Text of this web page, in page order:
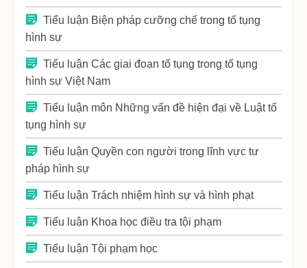
Tiểu luận Biện pháp cưỡng chế trong tố tụng
hình sự
Tiểu luận Các giai đoạn tố tụng trong tố tụng
hình sự Việt Nam
Tiểu luận môn Những vấn đề hiện đại về Luật tố
tụng hình sự
Tiểu luận Quyền con người trong lĩnh vực tư
pháp hình sự
Tiểu luận Trách nhiệm hình sự và hình phạt
Tiểu luận Khoa học điều tra tội phạm
Tiểu luận Tội phạm học